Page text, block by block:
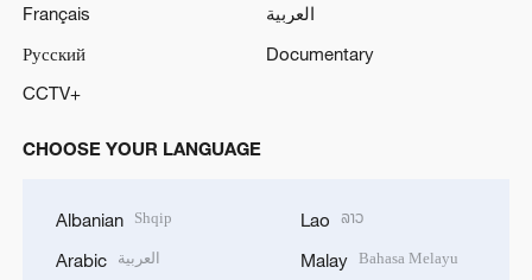
Français
العربية
Русский
Documentary
CCTV+
CHOOSE YOUR LANGUAGE
Albanian Shqip
Arabic العربية
Lao ລາວ
Malay Bahasa Melayu